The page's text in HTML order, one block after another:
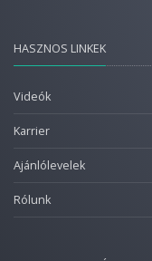
HASZNOS LINKEK
Videók
Karrier
Ajánlólevelek
Rólunk